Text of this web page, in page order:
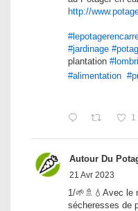
http://
#jardinage
plantation
#alimentation
1
Autour Du
21 Avr 2023
1/🌱🚿💧Avec le
sécheresses de